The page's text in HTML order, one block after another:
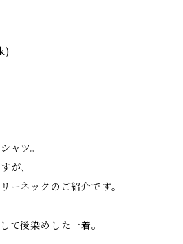
ャツ。
が、
ーネックのご紹介です。
て後染めした一着。